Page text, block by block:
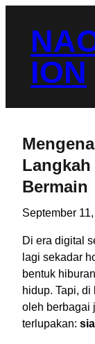
content
ION
Langkah
Bermain
September
Di era digital
lagi sekadar
bentuk
hidup. Tapi,
oleh berbagai
terlupakan: